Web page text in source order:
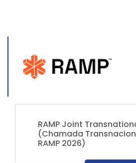
RAMP Joint
(Chamada
RAMP 2026)